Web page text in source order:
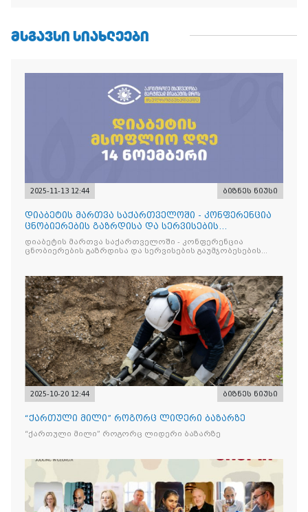
ᲛᲡᲒᲐᲕᲡᲘ ᲡᲘᲐᲮᲚᲔᲔᲑᲘ
2025-11-13 12:44 ბიზნეს ნიუსი
დიაბეტის მართვა საქართველოში - კონფერენცია
ცნობიერების გაზრდისა და სერვისების
გაუმჯობესების მიზნით
დიაბეტის მართვა საქართველოში - კონფერენცია
ცნობიერების გაზრდისა და სერვისების გაუმჯობესების
2025-10-20 12:44 ბიზნეს ნიუსი
“ქართული მილი” როგორც ლიდერი ბაზარზე
“ქართული მილი” როგორც ლიდერი ბაზარზე